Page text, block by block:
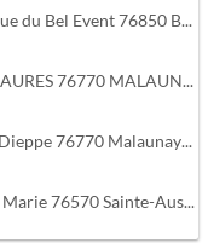
Bel Event 76850 Bosc-le-Hard
76770 MALAUNAY
76770 Malaunay
76570 Sainte-Austreberthe